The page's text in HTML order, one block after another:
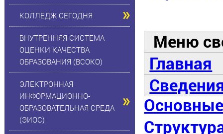
КОЛЛЕДЖ СЕГОДНЯ
ВНУТРЕННЯЯ СИСТЕМА
ОЦЕНКИ КАЧЕСТВА
ОБРАЗОВАНИЯ (ВСОКО)
ЭЛЕКТРОННАЯ
ИНФОРМАЦИОННО-
ОБРАЗОВАТЕЛЬНАЯ СРЕДА
(ЭИОС)
Меню
Главная